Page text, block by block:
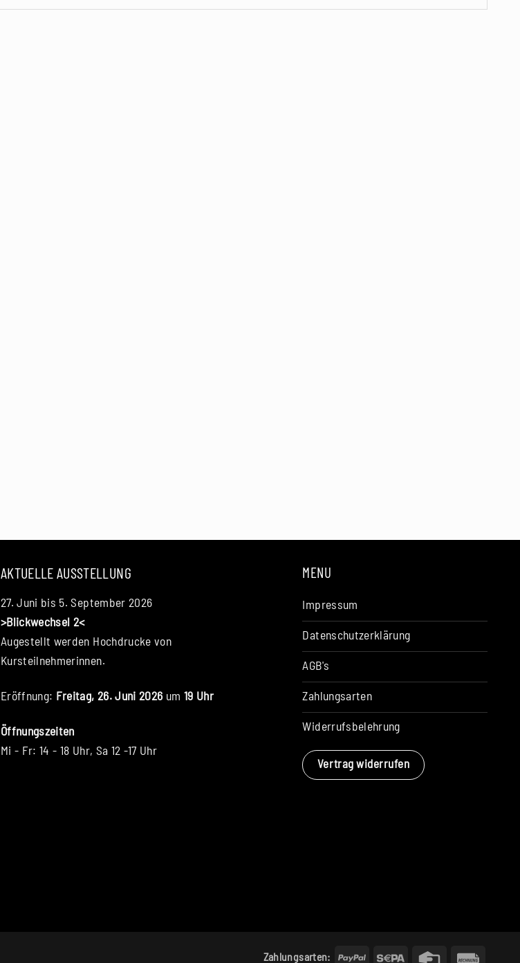
AKTUELLE AUSSTELLUNG
27. Juni bis 5. September 2026
>Blickwechsel 2<
Augestellt werden Hochdrucke von
Kursteilnehmerinnen.
Eröffnung: Freitag, 26. Juni 2026 um 19 Uhr
Öffnungszeiten
Mi - Fr: 14 - 18 Uhr, Sa 12 -17 Uhr
MENU
Impressum
Datenschutzerklärung
AGB's
Zahlungsarten
Widerrufsbelehrung
Vertrag widerrufen
Zahlungsarten: PayPal Sepa Credit